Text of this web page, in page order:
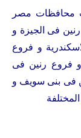
محافظات مصر
فى الجيزة و
و فروع
و فروع رنين فى
فى بنى سويف و